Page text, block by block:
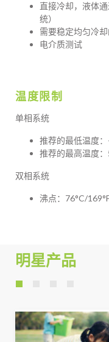
直接冷却，液体
统）
需要稳定均匀冷
电介质测试
温度限制
单相系统
推荐的最低温度
推荐的最高温度
双相系统
沸点：76°C/
明星产品